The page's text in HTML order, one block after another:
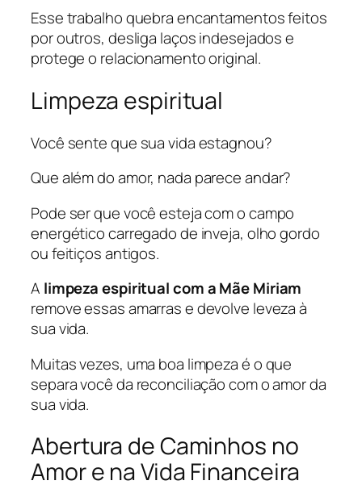
Esse trabalho quebra encantamentos feitos
por outros, desliga laços indesejados e
protege o relacionamento original.
Limpeza espiritual
Você sente que sua vida estagnou?
Que além do amor, nada parece andar?
Pode ser que você esteja com o campo
energético carregado de inveja, olho gordo
ou feitiços antigos.
A limpeza espiritual com a Mãe Miriam
remove essas amarras e devolve leveza à
sua vida.
Muitas vezes, uma boa limpeza é o que
separa você da reconciliação com o amor da
sua vida.
Abertura de Caminhos no
Amor e na Vida Financeira